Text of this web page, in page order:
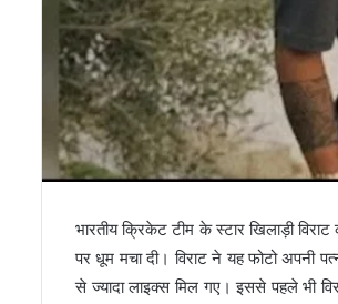
भारतीय क्रिकेट टीम के स्टार खिलाड़ी
पर धूम मचा दी। विराट ने यह फोटो अपनी
से ज्यादा लाइक्स मिल गए। इससे पहले भी